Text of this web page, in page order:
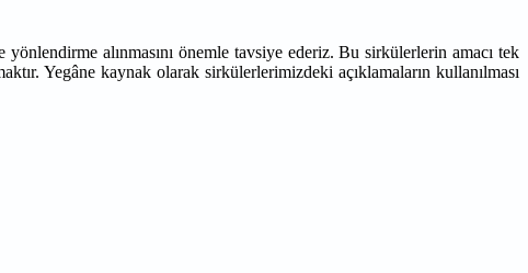
alınmasını önemle tavsiye ederiz. Bu sirkülerlerin amacı tek
Yegâne kaynak olarak sirkülerlerimizdeki açıklamaların kullanılması